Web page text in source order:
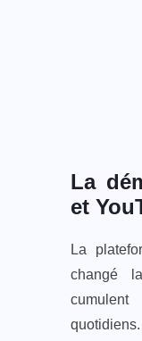
La
et
La
changé